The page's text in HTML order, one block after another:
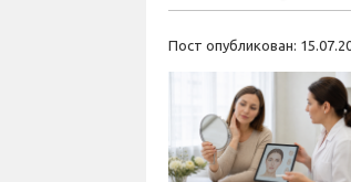
Пост опубликован: